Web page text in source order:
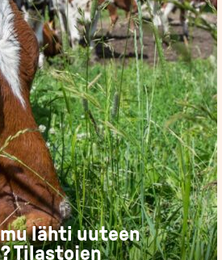
lähti uuteen
Tilastojen